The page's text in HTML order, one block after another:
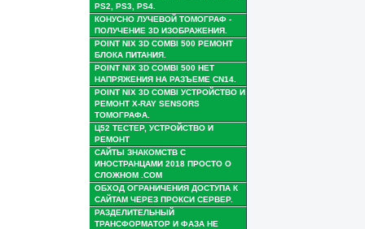
PS2, PS3, PS4.
КОНУСНО ЛУЧЕВОЙ ТОМОГРАФ -
ПОЛУЧЕНИЕ 3D ИЗОБРАЖЕНИЯ.
POINT NIX 3D COMBI 500 РЕМОНТ
БЛОКА ПИТАНИЯ.
POINT NIX 3D COMBI 500 НЕТ
НАПРЯЖЕНИЯ НА РАЗЪЕМЕ CN14.
POINT NIX 3D COMBI УСТРОЙСТВО И
РЕМОНТ X-RAY SENSORS
ТОМОГРАФА.
Ц52 ТЕСТЕР, УСТРОЙСТВО И
РЕМОНТ
САЙТЫ ЗНАКОМСТВ С
ИНОСТРАНЦАМИ 2018 ПРОСТО О
СЛОЖНОМ .COM
ОБХОД ОГРАНИЧЕНИЯ ДОСТУПА К
САЙТАМ ЧЕРЕЗ ПРОКСИ СЕРВЕР.
РАЗДЕЛИТЕЛЬНЫЙ
ТРАНСФОРМАТОР И ФАЗА НЕ